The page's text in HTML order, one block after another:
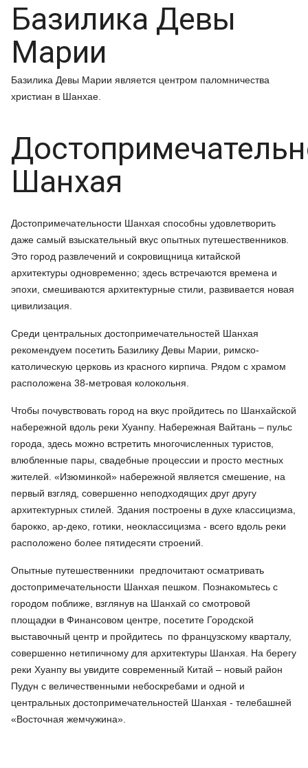
Базилика Девы
Марии
Базилика Девы Марии является центром паломничества
христиан в Шанхае.
Шанхая
Достопримечательности Шанхая способны удовлетворить
даже самый взыскательный вкус опытных путешественников.
Это город развлечений и сокровищница китайской
архитектуры одновременно; здесь встречаются времена и
эпохи, смешиваются архитектурные стили, развивается новая
цивилизация.
Среди центральных достопримечательностей Шанхая
рекомендуем посетить Базилику Девы Марии, римско-
католическую церковь из красного кирпича. Рядом с храмом
расположена 38-метровая колокольня.
Чтобы почувствовать город на вкус пройдитесь по Шанхайской
набережной вдоль реки Хуанпу. Набережная Вайтань – пульс
города, здесь можно встретить многочисленных туристов,
влюбленные пары, свадебные процессии и просто местных
жителей. «Изюминкой» набережной является смешение, на
первый взгляд, совершенно неподходящих друг другу
архитектурных стилей. Здания построены в духе классицизма,
барокко, ар-деко, готики, неоклассицизма - всего вдоль реки
расположено более пятидесяти строений.
Опытные путешественники предпочитают осматривать
достопримечательности Шанхая пешком. Познакомьтесь с
городом поближе, взглянув на Шанхай со смотровой
площадки в Финансовом центре, посетите Городской
выставочный центр и пройдитесь по французскому кварталу,
совершенно нетипичному для архитектуры Шанхая. На берегу
реки Хуанпу вы увидите современный Китай – новый район
Пудун с величественными небоскребами и одной и
центральных достопримечательностей Шанхая - телебашней
«Восточная жемчужина».